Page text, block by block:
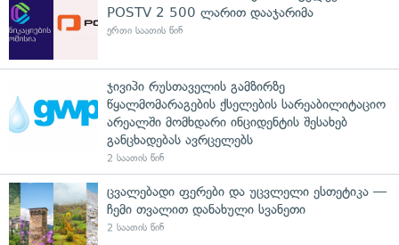
POSTV 2 500 ლარით დააჯარიმა
ერთი საათის წინ
ჯივიპი რუსთაველის გამზირზე
წყალმომარაგების ქსელების სარეაბილიტაციო
არეალში მომხდარი ინციდენტის შესახებ
განცხადებას ავრცელებს
2 საათის წინ
ცვალებადი ფერები და უცვლელი ესთეტიკა —
ჩემი თვალით დანახული სვანეთი
2 საათის წინ